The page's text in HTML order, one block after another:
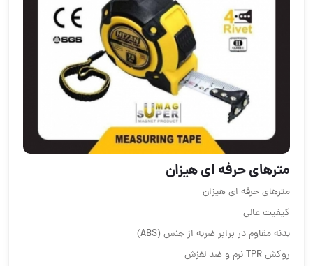
مترهای حرفه ای هیزان
مترهای حرفه ای هیزان
کیفیت عالی
بدنه مقاوم در برابر ضربه از جنس (ABS)
روکش TPR نرم و ضد لغزش